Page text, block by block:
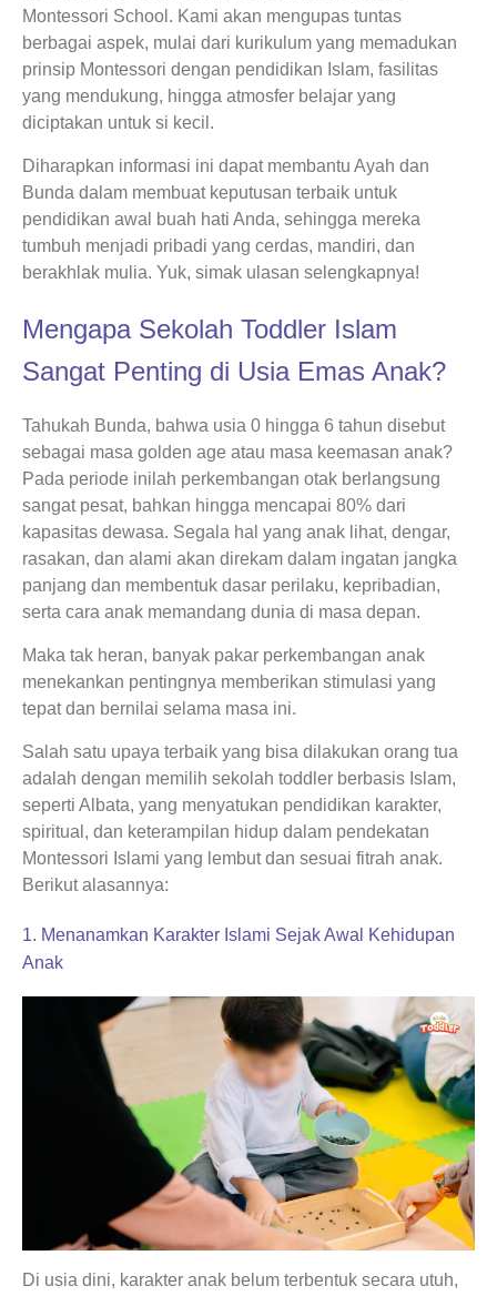
Montessori School. Kami akan mengupas tuntas
berbagai aspek, mulai dari kurikulum yang memadukan
prinsip Montessori dengan pendidikan Islam, fasilitas
yang mendukung, hingga atmosfer belajar yang
diciptakan untuk si kecil.
Diharapkan informasi ini dapat membantu Ayah dan
Bunda dalam membuat keputusan terbaik untuk
pendidikan awal buah hati Anda, sehingga mereka
tumbuh menjadi pribadi yang cerdas, mandiri, dan
berakhlak mulia. Yuk, simak ulasan selengkapnya!
Mengapa Sekolah Toddler Islam
Sangat Penting di Usia Emas Anak?
Tahukah Bunda, bahwa usia 0 hingga 6 tahun disebut
sebagai masa golden age atau masa keemasan anak?
Pada periode inilah perkembangan otak berlangsung
sangat pesat, bahkan hingga mencapai 80% dari
kapasitas dewasa. Segala hal yang anak lihat, dengar,
rasakan, dan alami akan direkam dalam ingatan jangka
panjang dan membentuk dasar perilaku, kepribadian,
serta cara anak memandang dunia di masa depan.
Maka tak heran, banyak pakar perkembangan anak
menekankan pentingnya memberikan stimulasi yang
tepat dan bernilai selama masa ini.
Salah satu upaya terbaik yang bisa dilakukan orang tua
adalah dengan memilih sekolah toddler berbasis Islam,
seperti Albata, yang menyatukan pendidikan karakter,
spiritual, dan keterampilan hidup dalam pendekatan
Montessori Islami yang lembut dan sesuai fitrah anak.
Berikut alasannya:
1. Menanamkan Karakter Islami Sejak Awal Kehidupan
Anak
Di usia dini, karakter anak belum terbentuk secara utuh,